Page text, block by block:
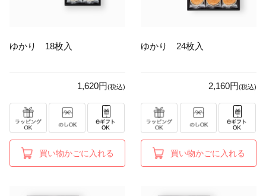
ゆかり 18枚入
1,620円(税込)
買い物かごに入れる
ゆかり 24枚入
2,160円(税込)
買い物かごに入れる